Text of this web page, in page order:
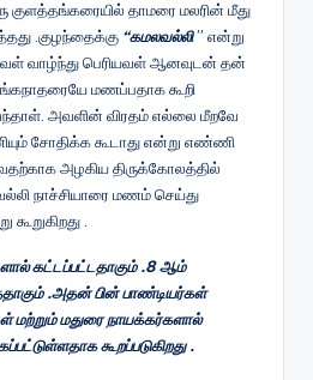
குளத்தங்கரையில் தாமரை மலரின் மீது
.குழந்தைக்கு “கமலவல்லி” என்று
வாழ்ந்து பெரியவள் ஆனவுடன் தன்
மணப்பதாக கூறி
அவளின் விரதம் எல்லை மீறவே
சோதிக்க கூடாது என்று எண்ணி
அழகிய திருக்கோலத்தில்
நாச்சியாரை மணம் செய்து
.
கட்டப்பட்டதாகும் .8 ஆம்
.அதன் பின் பாண்டியர்கள்
மற்றும் மதுரை நாயக்கர்களால்
கூறப்படுகிறது .